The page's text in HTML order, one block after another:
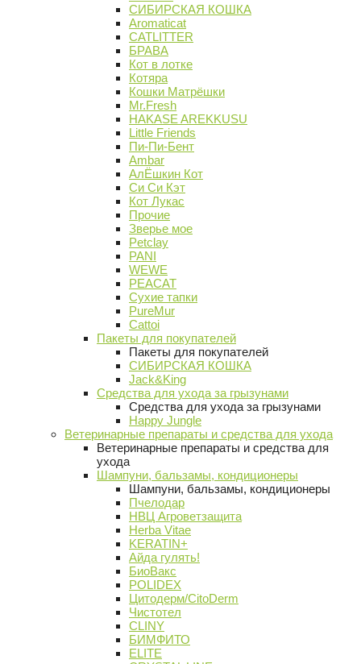
СИБИРСКАЯ КОШКА
Aromaticat
CATLITTER
БРАВА
Кот в лотке
Котяра
Кошки Матрёшки
Mr.Fresh
HAKASE AREKKUSU
Little Friends
Пи-Пи-Бент
Ambar
АлЁшкин Кот
Си Си Кэт
Кот Лукас
Прочие
Зверье мое
Petclay
PANI
WEWE
PEACAT
Сухие тапки
PureMur
Cattoi
Пакеты для покупателей
Пакеты для покупателей
СИБИРСКАЯ КОШКА
Jack&King
Средства для ухода за грызунами
Средства для ухода за грызунами
Happy Jungle
Ветеринарные препараты и средства для ухода
Ветеринарные препараты и средства для
ухода
Шампуни, бальзамы, кондиционеры
Шампуни, бальзамы, кондиционеры
Пчелодар
НВЦ Агроветзащита
Herba Vitae
KERATIN+
Айда гулять!
БиоВакс
POLIDEX
Цитодерм/CitoDerm
Чистотел
CLINY
БИМФИТО
ELITE